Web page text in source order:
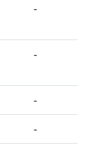
-
-
-
-